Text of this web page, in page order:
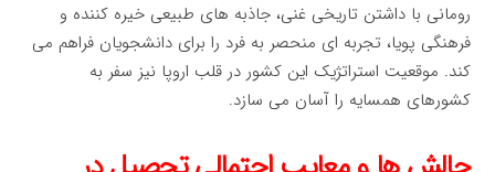
رومانی با داشتن تاریخی غنی، جاذبه های طبیعی خیره کننده و
فرهنگی پویا، تجربه ای منحصر به فرد را برای دانشجویان فراهم می
کند. موقعیت استراتژیک این کشور در قلب اروپا نیز سفر به
کشورهای همسایه را آسان می سازد.